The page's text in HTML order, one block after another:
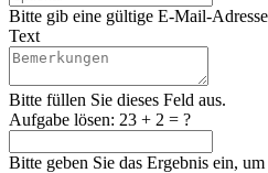
Bitte gib eine gültige E-Mail-
Text
Bitte füllen Sie dieses Feld aus.
Aufgabe lösen: 23 + 2 = ?
Bitte geben Sie das Ergebnis ein,